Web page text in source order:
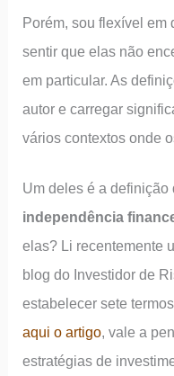
Porém, sou flexível
sentir que elas não
em particular. As
autor e carregar
vários contextos onde
Um deles é a definição
independência
elas? Li recentemente
blog do Investidor de
estabelecer sete
aqui o artigo, vale a
estratégias de